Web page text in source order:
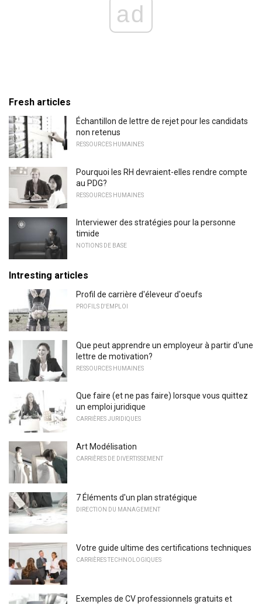
ad
Fresh articles
Échantillon de lettre de rejet pour les candidats
non retenus
RESSOURCES HUMAINES
Pourquoi les RH devraient-elles rendre compte
au PDG?
RESSOURCES HUMAINES
Interviewer des stratégies pour la personne
timide
NOTIONS DE BASE
Intresting articles
Profil de carrière d'éleveur d'oeufs
PROFILS D'EMPLOI
Que peut apprendre un employeur à partir d'une
lettre de motivation?
RESSOURCES HUMAINES
Que faire (et ne pas faire) lorsque vous quittez
un emploi juridique
CARRIÈRES JURIDIQUES
Art Modélisation
CARRIÈRES DE DIVERTISSEMENT
7 Éléments d'un plan stratégique
DIRECTION DU MANAGEMENT
Votre guide ultime des certifications techniques
CARRIÈRES TECHNOLOGIQUES
Exemples de CV professionnels gratuits et